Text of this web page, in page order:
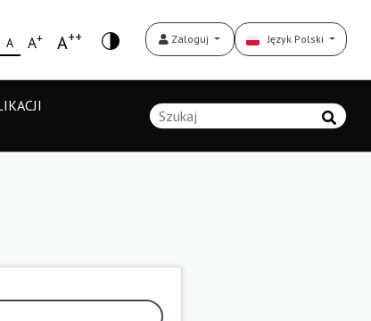
A A+ A++ Zaloguj Język Polski